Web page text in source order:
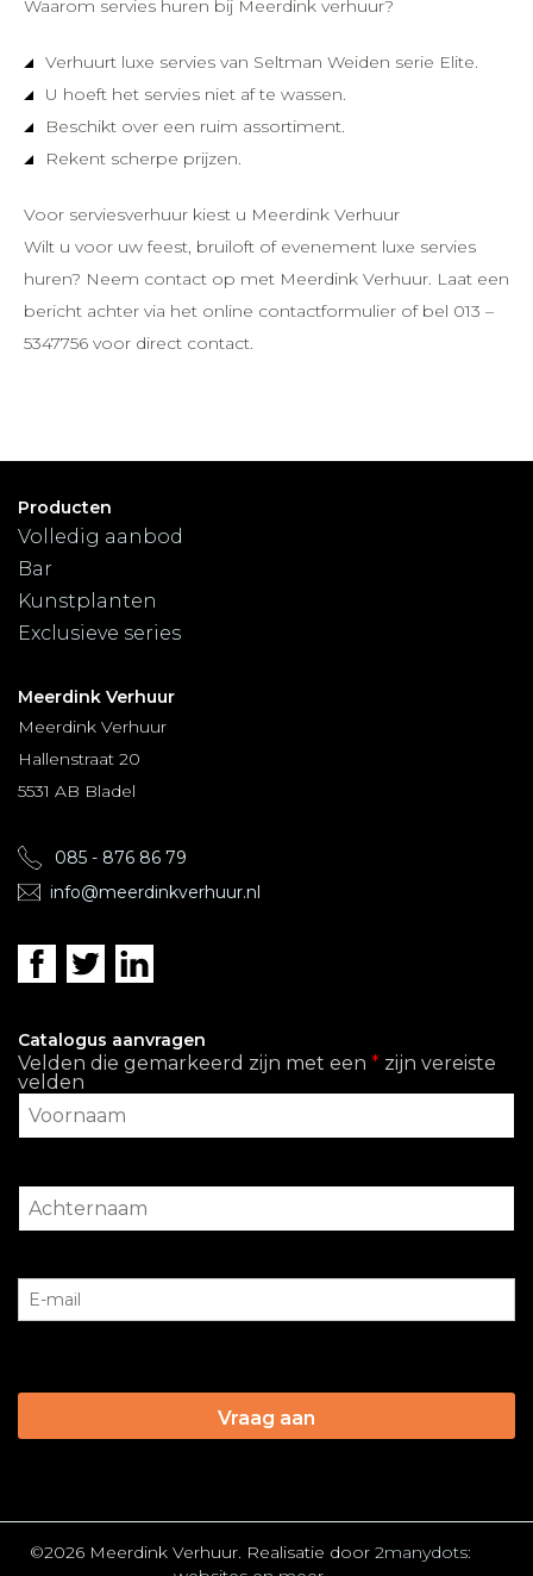
Waarom servies huren bij Meerdink verhuur?
Verhuurt luxe servies van Seltman Weiden serie Elite.
U hoeft het servies niet af te wassen.
Beschikt over een ruim assortiment.
Rekent scherpe prijzen.
Voor serviesverhuur kiest u Meerdink Verhuur
Wilt u voor uw feest, bruiloft of evenement luxe servies
huren? Neem contact op met Meerdink Verhuur. Laat een
bericht achter via het online contactformulier of bel 013 –
5347756 voor direct contact.
Producten
Volledig aanbod
Bar
Kunstplanten
Exclusieve series
Meerdink Verhuur
Meerdink Verhuur
Hallenstraat 20
5531 AB Bladel
085 - 876 86 79
info@meerdinkverhuur.nl
Catalogus aanvragen
Velden die gemarkeerd zijn met een * zijn vereiste
velden
©2026 Meerdink Verhuur. Realisatie door 2manydots: